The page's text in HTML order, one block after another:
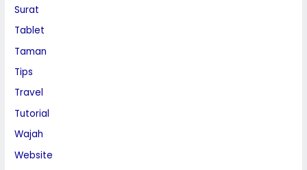
Surat
Tablet
Taman
Tips
Travel
Tutorial
Wajah
Website